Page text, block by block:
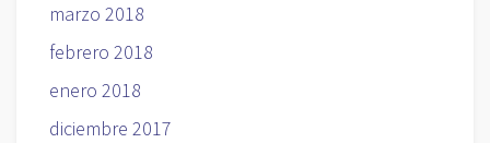
marzo 2018
febrero 2018
enero 2018
diciembre 2017